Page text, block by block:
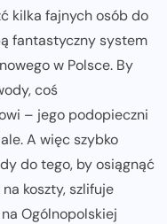
kilka fajnych osób do
fantastyczny system
w Polsce. By
coś
– jego podopieczni
A więc szybko
do tego, by osiągnąć
koszty, szlifuje
Ogólnopolskiej